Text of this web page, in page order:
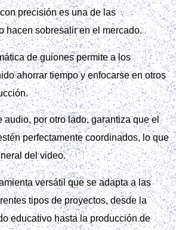
precisión es una de las
hacen sobresalir en el mercado.
de guiones permite a los
ahorrar tiempo y enfocarse en otros
audio, por otro lado, garantiza que el
perfectamente coordinados, lo que
del video.
versátil que se adapta a las
tipos de proyectos, desde la
educativo hasta la producción de